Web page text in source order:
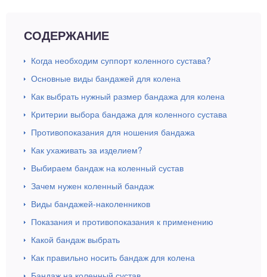
СОДЕРЖАНИЕ
Когда необходим суппорт коленного сустава?
Основные виды бандажей для колена
Как выбрать нужный размер бандажа для колена
Критерии выбора бандажа для коленного сустава
Противопоказания для ношения бандажа
Как ухаживать за изделием?
Выбираем бандаж на коленный сустав
Зачем нужен коленный бандаж
Виды бандажей-наколенников
Показания и противопоказания к применению
Какой бандаж выбрать
Как правильно носить бандаж для колена